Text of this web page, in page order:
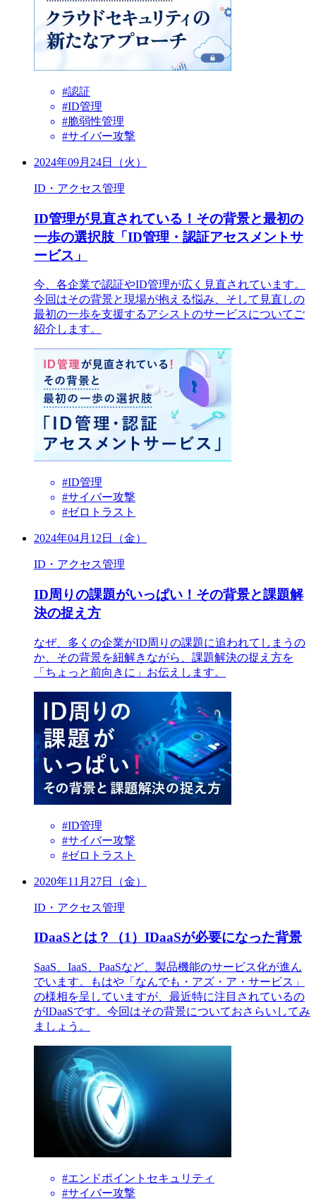
#認証
#ID管理
#脆弱性管理
#サイバー攻撃
2024年09月24日（火）
ID・アクセス管理
ID管理が見直されている！その背景と最初の
一歩の選択肢「ID管理・認証アセスメントサ
ービス」
今、各企業で認証やID管理が広く見直されています。
今回はその背景と現場が抱える悩み、そして見直しの
最初の一歩を支援するアシストのサービスについてご
紹介します。
#ID管理
#サイバー攻撃
#ゼロトラスト
2024年04月12日（金）
ID・アクセス管理
ID周りの課題がいっぱい！その背景と課題解
決の捉え方
なぜ、多くの企業がID周りの課題に追われてしまうの
か、その背景を紐解きながら、課題解決の捉え方を
「ちょっと前向きに」お伝えします。
#ID管理
#サイバー攻撃
#ゼロトラスト
2020年11月27日（金）
ID・アクセス管理
IDaaSとは？（1）IDaaSが必要になった背景
SaaS、IaaS、PaaSなど、製品機能のサービス化が進ん
でいます。もはや「なんでも・アズ・ア・サービス」
の様相を呈していますが、最近特に注目されているの
がIDaaSです。今回はその背景についておさらいしてみ
ましょう。
#エンドポイントセキュリティ
#サイバー攻撃